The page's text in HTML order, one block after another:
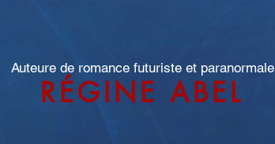
Auteure de romance futuriste et paranormale
RÉGINE ABEL